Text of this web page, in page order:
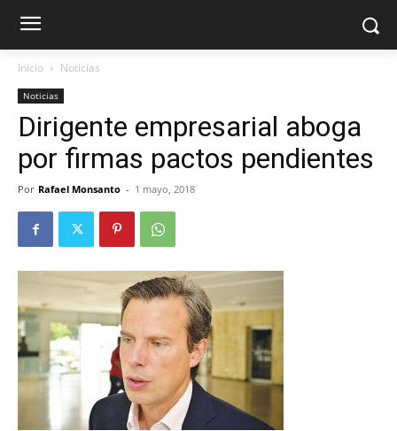
Inicio Noticias
Noticias
Dirigente empresarial aboga
por firmas pactos pendientes
Por Rafael Monsanto - 1 mayo, 2018